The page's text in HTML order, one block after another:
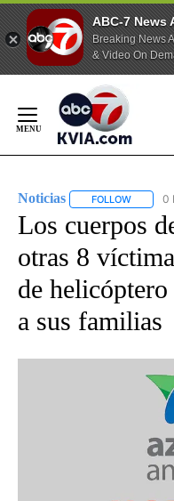
ABC-7 News
Breaking News
& Video On
Content
Noticias FOLLOW 0
Los cuerpos
otras 8
de
a sus familias